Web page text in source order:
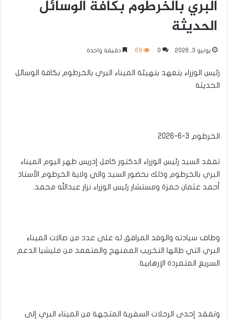
البري بالخرطوم بكافة الوسائل
الحديثة
يونيو 3, 2026 0
69 دقيقة واحدة
رئيس الوزراء يتعهد بتهيئة الميناء البري بالخرطوم بكافة الوسائل
الحديثة
الخرطوم 3-6-2026
تفقد السيد رئيس الوزراء الدكتور كامل إدريس ظهر اليوم الميناء
البري بالخرطوم وذلك بحضور السيد والي ولاية الخرطوم الأستاذ
أحمد عثمان حمزة ومستشار رئيس الوزراء نزار عبدالله محمد.
وطاف سيادته والوفد المرافق له على عدد من صالات الميناء
البري التي طالها التخريب الممنهج والمتعمد من مليشيا الدعم
السريع المتمردة الإرهابية.
وتفقد إحدى الرحلات السفرية المتجهة من الميناء البري إلى